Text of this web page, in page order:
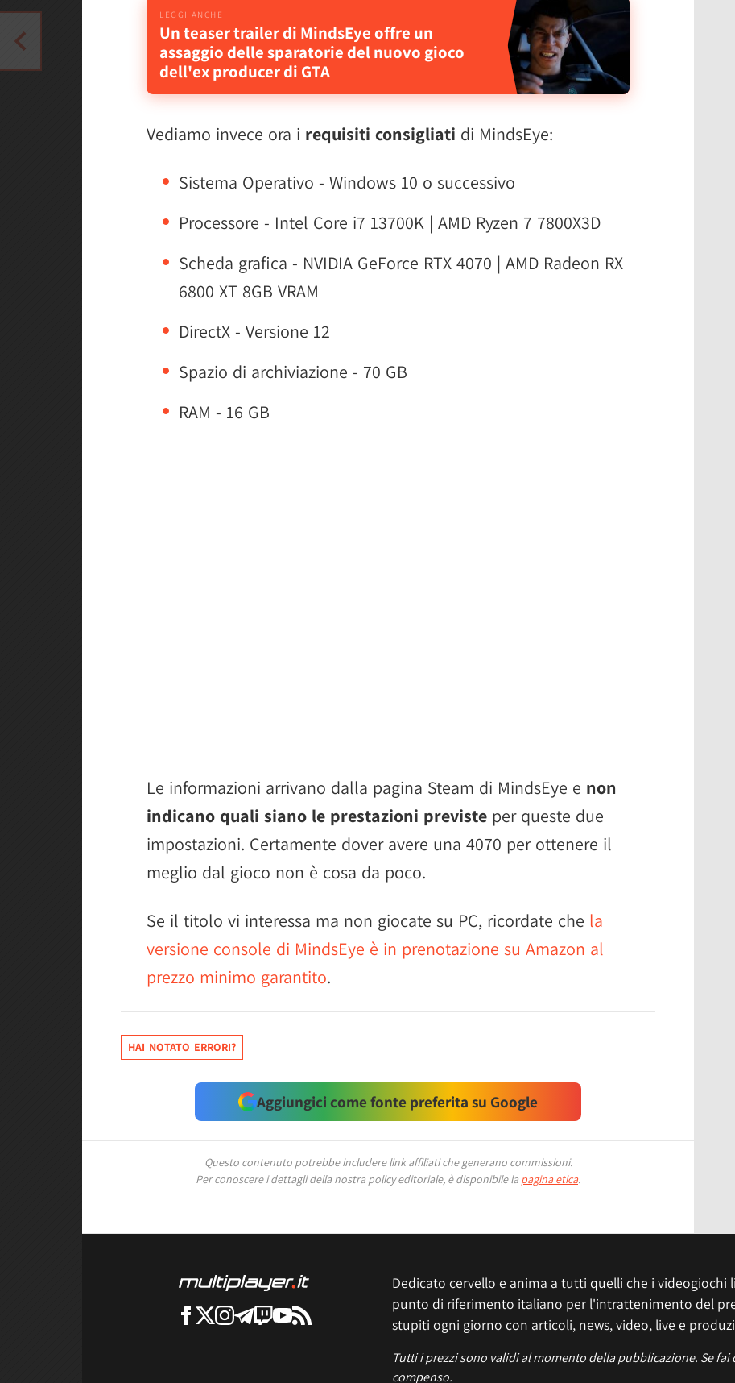
Un teaser trailer di MindsEye offre un
assaggio delle sparatorie del nuovo gioco
dell'ex producer di GTA
Vediamo invece ora i requisiti consigliati di MindsEye:
Sistema Operativo - Windows 10 o successivo
Processore - Intel Core i7 13700K | AMD Ryzen 7 7800X3D
Scheda grafica - NVIDIA GeForce RTX 4070 | AMD Radeon RX
6800 XT 8GB VRAM
DirectX - Versione 12
Spazio di archiviazione - 70 GB
RAM - 16 GB
Le informazioni arrivano dalla pagina Steam di MindsEye e non
indicano quali siano le prestazioni previste per queste due
impostazioni. Certamente dover avere una 4070 per ottenere il
meglio dal gioco non è cosa da poco.
Se il titolo vi interessa ma non giocate su PC, ricordate che la
versione console di MindsEye è in prenotazione su Amazon al
prezzo minimo garantito.
HAI NOTATO ERRORI?
Aggiungici come fonte preferita su Google
Questo contenuto potrebbe includere link affiliati che generano commissioni.
Per conoscere i dettagli della nostra policy editoriale, è disponibile la pagina etica.
Dedicato cervello e anima a tutti quelli che i videogiochi
punto di riferimento italiano per l'intrattenimento del
stupiti ogni giorno con articoli, news, video, live e
Tutti i prezzi sono validi al momento della pubblicazione. Se
compenso.